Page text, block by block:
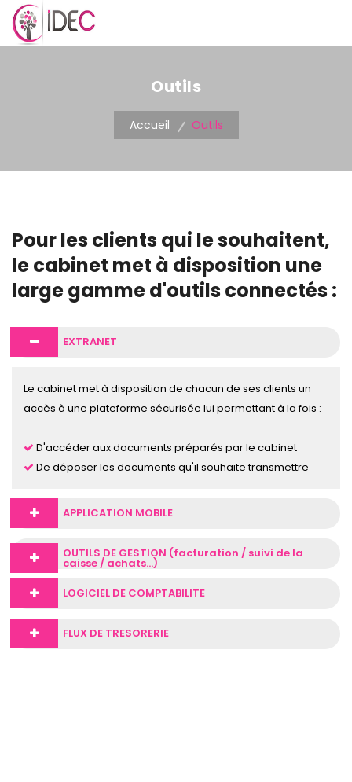
MENU
Outils
Accueil Outils
Pour les clients qui le souhaitent,
le cabinet met à disposition une
large gamme d'outils connectés :
EXTRANET
Le cabinet met à disposition de chacun de ses clients un
accès à une plateforme sécurisée lui permettant à la fois :
D'accéder aux documents préparés par le cabinet
De déposer les documents qu'il souhaite transmettre
APPLICATION MOBILE
OUTILS DE GESTION (facturation / suivi de la
caisse / achats...)
LOGICIEL DE COMPTABILITE
FLUX DE TRESORERIE